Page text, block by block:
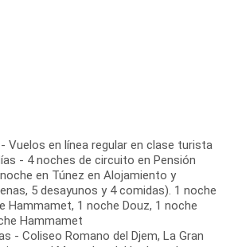
Vuelos en línea regular en clase turista
- 4 noches de circuito en Pensión
en Túnez en Alojamiento y
5 desayunos y 4 comidas). 1 noche
Hammamet, 1 noche Douz, 1 noche
Hammamet
- Coliseo Romano del Djem, La Gran